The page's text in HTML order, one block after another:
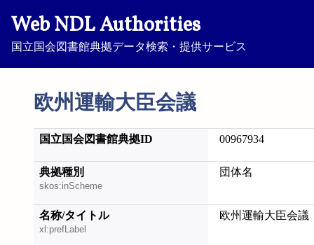
Web NDL Authorities
国立国会図書館典拠データ検索・提供サービス
欧州運輸大臣会議
国立国会図書館典拠ID 00967934
典拠種別
skos:inScheme
団体名
名称/タイトル
xl:prefLabel
欧州運輸大臣会議